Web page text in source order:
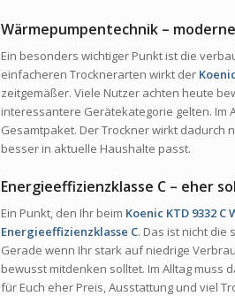
Wärmepumpentechnik –
Ein besonders wichtiger Punkt ist die
einfacheren Trocknerarten wirkt der
zeitgemäßer. Viele Nutzer achten heute
interessantere Gerätekategorie gelten. Im
Gesamtpaket. Der Trockner wirkt dadurch
besser in aktuelle Haushalte passt.
Energieeffizienzklasse C – eher
Ein Punkt, den Ihr beim Koenic KTD 9332
Energieeffizienzklasse C. Das ist nicht
Gerade wenn Ihr stark auf niedrige
bewusst mitdenken solltet. Im Alltag muss
für Euch eher Preis, Ausstattung und viel